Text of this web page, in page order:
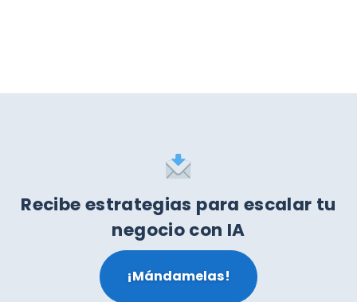
Recibe estrategias para escalar tu
negocio con IA
¡Mándamelas!